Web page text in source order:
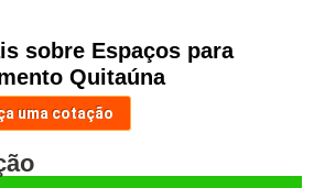
sobre Espaços para
Quitaúna
uma cotação